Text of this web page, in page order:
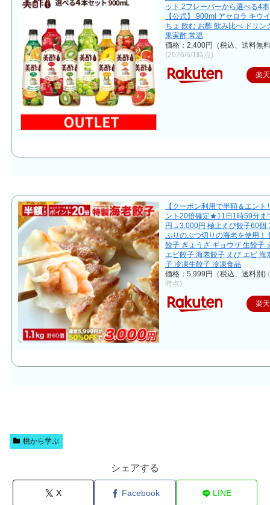
ット 2フレーバーから選べる4
【公式】 900ml アセロラ キウ
ちょ 飲む お酢 飲み比べ ドリン
果実酢 常温
価格：2,400円（税込、送料無
(2026/6/1時点)
楽
【クーポン利用で半額＆エント
ント20倍確定★11日1時59分ま
円→3,000円 極上えび餃子60個
ぷりのぶつ切りの海老を使用！
餃子 ぎょうざ ギョウザ 生餃子
エビ餃子 海老餃子 えび エビ 海
子 冷凍生餃子 冷凍食品
価格：5,999円（税込、送料別)
時点)
楽
桃から学ぶ
シェアする
X Facebook LINE